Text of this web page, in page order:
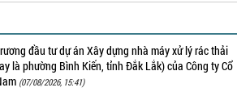
đầu tư dự án Xây dựng nhà máy xử lý rác thải
là phường Bình Kiến, tỉnh Đắk Lắk) của Công ty Cổ
(07/08/2026, 15:41)